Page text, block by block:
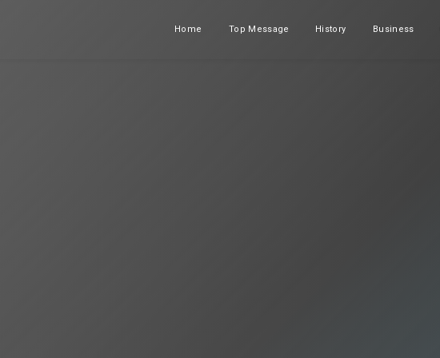
Home
ホーム Top Message
メッセージ History
沿革 Business
事業内容